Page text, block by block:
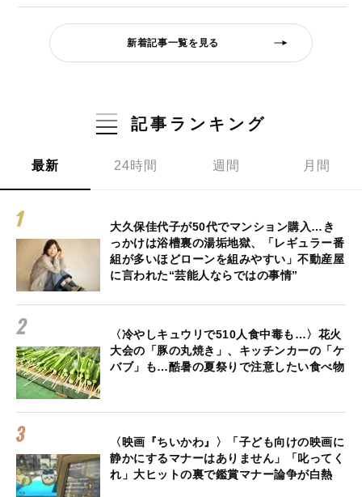
新着記事一覧を見る
記事ランキング
最新 24時間 週間 月間
大久保佳代子が50代でマンション購入…き
っかけは浴槽裏の湯垢地獄、「レギュラー番
組が多いほどローンを組みやすい」不動産屋
に言われた“芸能人ならではの事情”
〈冷やしキュウリで510人食中毒も…〉花火
大会の「豚の丸焼き」、キッチンカーの「ケ
バブ」も…酷暑の夏祭りで注意したい食べ物
〈映画『ちいかわ』〉「子ども向けの映画に
静かにするマナーはありません」「叱ってく
れ」大ヒットの裏で鑑賞マナー論争が白熱